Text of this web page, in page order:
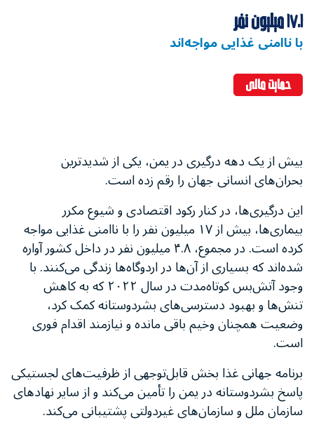
۱۷.۱ میلیون نفر
با ناامنی غذایی مواجه‌اند
حمایت مالی
بیش از یک دهه درگیری در یمن، یکی از شدیدترین
بحران‌های انسانی جهان را رقم زده است.
این درگیری‌ها، در کنار رکود اقتصادی و شیوع مکرر
بیماری‌ها، بیش از ۱۷ میلیون نفر را با ناامنی غذایی مواجه
کرده است. در مجموع، ۴.۸ میلیون نفر در داخل کشور آواره
شده‌اند که بسیاری از آن‌ها در اردوگاه‌ها زندگی می‌کنند. با
وجود آتش‌بس کوتاه‌مدت در سال ۲۰۲۲ که به کاهش
تنش‌ها و بهبود دسترسی‌های بشردوستانه کمک کرد،
وضعیت همچنان وخیم باقی مانده و نیازمند اقدام فوری
است.
برنامه جهانی غذا بخش قابل‌توجهی از ظرفیت‌های لجستیکی
پاسخ بشردوستانه در یمن را تأمین می‌کند و از سایر نهادهای
سازمان ملل و سازمان‌های غیردولتی پشتیبانی می‌کند.